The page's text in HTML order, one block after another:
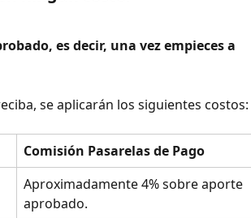
es decir, una vez empieces a
se aplicarán los siguientes costos:
Comisión Pasarelas de Pago
Aproximadamente 4% sobre aporte
aprobado.